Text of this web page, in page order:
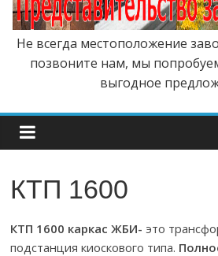
Не всегда местоположение
позвоните нам, мы
выгодное
КТП 1600
КТП 1600 каркас ЖБИ- это
подстанция киоскового типа.